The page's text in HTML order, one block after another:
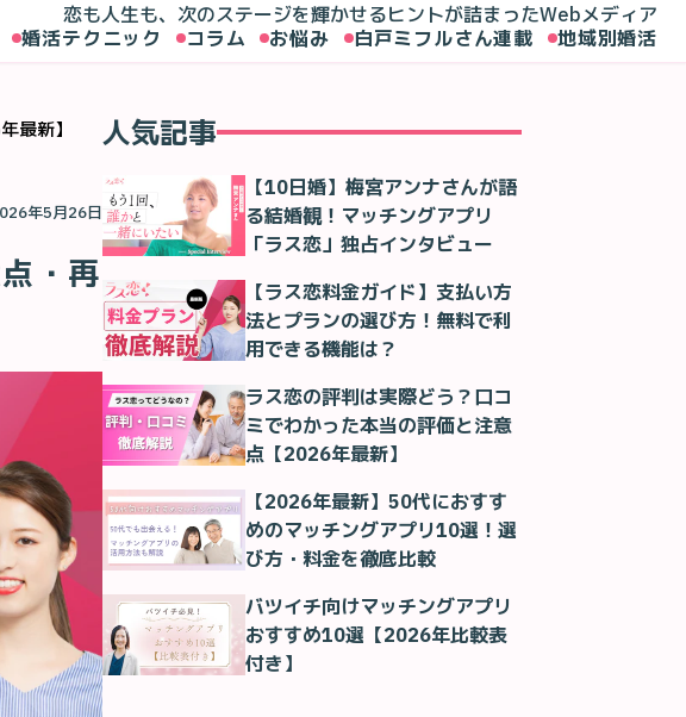
恋も人生も、次のステージを輝かせるヒントが詰まったWebメディア
婚活テクニック コラム お悩み 白戸ミフルさん連載 地域別婚活
最新】
年5月26日
・再
人気記事
【10日婚】梅宮アンナさんが語
る結婚観！マッチングアプリ
「ラス恋」独占インタビュー
【ラス恋料金ガイド】支払い方
法とプランの選び方！無料で利
用できる機能は？
ラス恋の評判は実際どう？口コ
ミでわかった本当の評価と注意
点【2026年最新】
【2026年最新】50代におすす
めのマッチングアプリ10選！選
び方・料金を徹底比較
バツイチ向けマッチングアプリ
おすすめ10選【2026年比較表
付き】